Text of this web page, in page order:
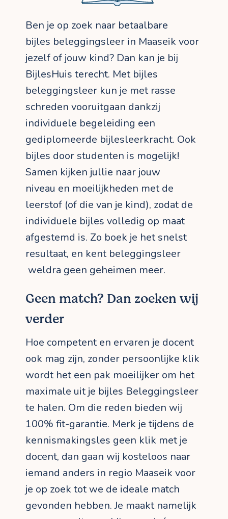
Ben je op zoek naar betaalbare
bijles beleggingsleer in Maaseik voor
jezelf of jouw kind? Dan kan je bij
BijlesHuis terecht. Met bijles
beleggingsleer kun je met rasse
schreden vooruitgaan dankzij
individuele begeleiding een
gediplomeerde bijlesleerkracht. Ook
bijles door studenten is mogelijk!
Samen kijken jullie naar jouw
niveau en moeilijkheden met de
leerstof (of die van je kind), zodat de
individuele bijles volledig op maat
afgestemd is. Zo boek je het snelst
resultaat, en kent beleggingsleer
weldra geen geheimen meer.
Geen match? Dan zoeken wij
verder
Hoe competent en ervaren je docent
ook mag zijn, zonder persoonlijke klik
wordt het een pak moeilijker om het
maximale uit je bijles Beleggingsleer
te halen. Om die reden bieden wij
100% fit-garantie. Merk je tijdens de
kennismakingsles geen klik met je
docent, dan gaan wij kosteloos naar
iemand anders in regio Maaseik voor
je op zoek tot we de ideale match
gevonden hebben. Je maakt namelijk